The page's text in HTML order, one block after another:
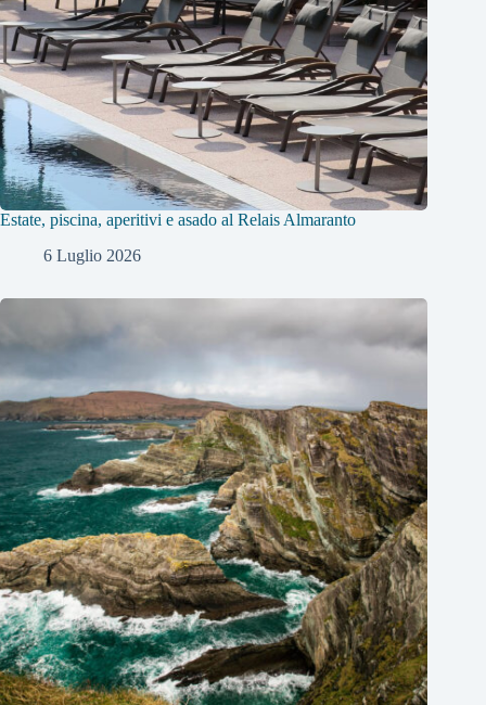
Estate, piscina, aperitivi e asado al Relais Almaranto
6 Luglio 2026